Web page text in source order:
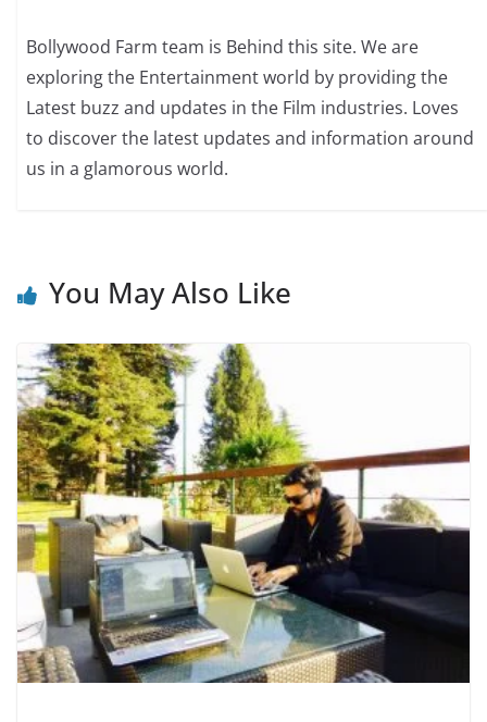
Bollywood Farm team is Behind this site. We are
exploring the Entertainment world by providing the
Latest buzz and updates in the Film industries. Loves
to discover the latest updates and information around
us in a glamorous world.
You May Also Like